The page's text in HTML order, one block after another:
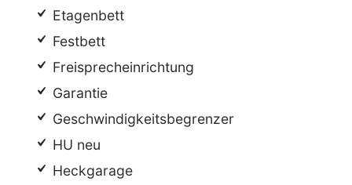
Etagenbett
Festbett
Freisprecheinrichtung
Garantie
Geschwindigkeitsbegrenzer
HU neu
Heckgarage